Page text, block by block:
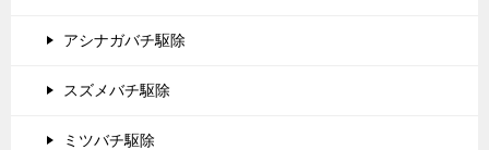
アシナガバチ駆除
スズメバチ駆除
ミツバチ駆除